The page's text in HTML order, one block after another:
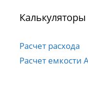
Калькуляторы
Расчет расхода
Расчет емкости